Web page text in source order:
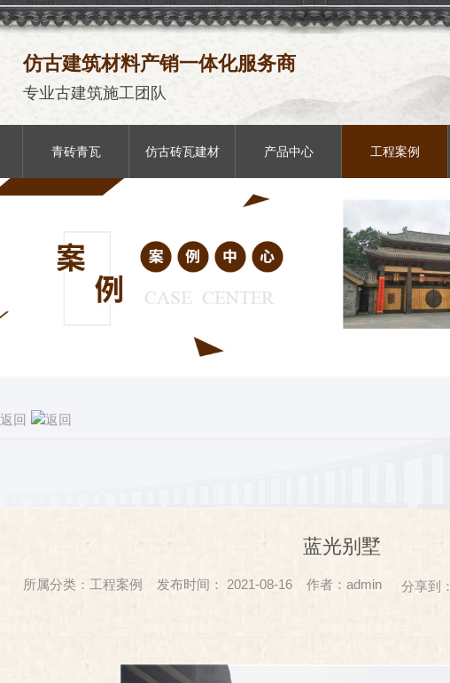
仿古建筑材料产销一体化服务商
专业古建筑施工团队
青砖青瓦 仿古砖瓦建材 产品中心 工程案例
返回
蓝光别墅
所属分类：工程案例 发布时间： 2021-08-16 作者：admin 分享到：